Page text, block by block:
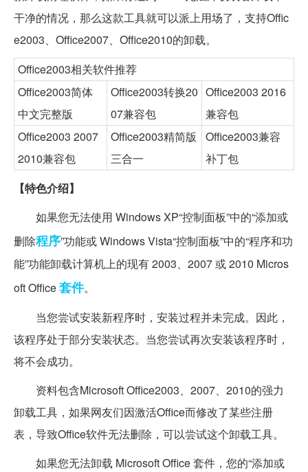
干净的情况，那么这款工具就可以派上用场了，支持Offic
e2003、Office2007、Office2010的卸载。
Office2003相关软件推荐
Office2003简体
中文完整版
Office2003转换20
07兼容包
Office2003 2016
兼容包
Office2003 2007
2010兼容包
Office2003精简版
三合一
Office2003兼容
补丁包
【特色介绍】
如果您无法使用 Windows XP“控制面板”中的“添加或
删除程序”功能或 Windows Vista“控制面板”中的“程序和功
能”功能卸载计算机上的现有 2003、2007 或 2010 Micros
oft Office套件。
当您尝试安装新程序时，安装过程并未完成。因此，
该程序处于部分安装状态。当您尝试再次安装该程序时，
将不会成功。
资料包含Microsoft Office2003、2007、2010的强力
卸载工具，如果网友们因激活Office而修改了某些注册
表，导致Office软件无法删除，可以尝试这个卸载工具。
如果您无法卸载 Microsoft Office 套件，您的“添加或